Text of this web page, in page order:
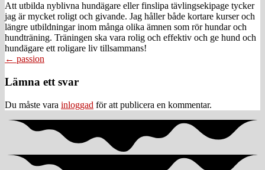
Att utbilda nyblivna hundägare eller finslipa tävlingsekipage tycker
jag är mycket roligt och givande. Jag håller både kortare kurser och
längre utbildningar inom många olika ämnen som rör hundar och
hundträning. Träningen ska vara rolig och effektiv och ge hund och
hundägare ett roligare liv tillsammans!
Posts
navigation
← passion
Läsarkommentarer
Lämna ett svar
Du måste vara inloggad för att publicera en kommentar.